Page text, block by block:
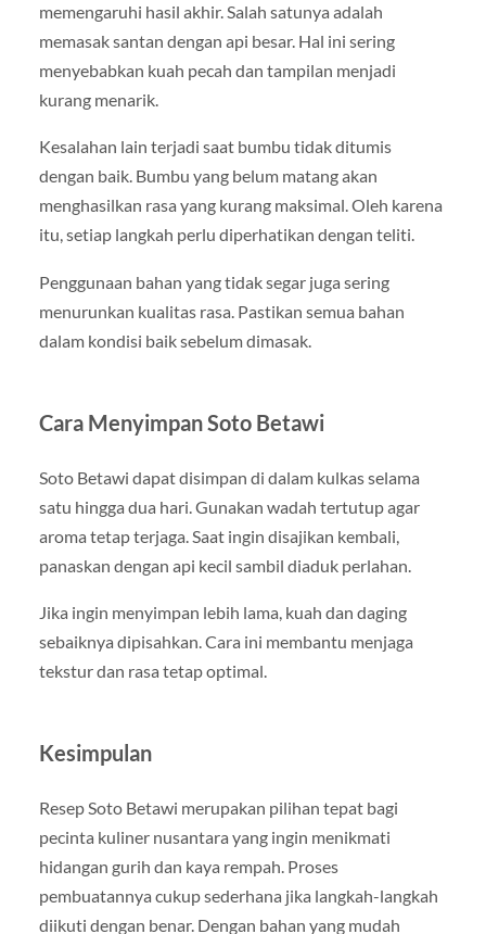
memengaruhi hasil akhir. Salah satunya adalah
memasak santan dengan api besar. Hal ini sering
menyebabkan kuah pecah dan tampilan menjadi
kurang menarik.
Kesalahan lain terjadi saat bumbu tidak ditumis
dengan baik. Bumbu yang belum matang akan
menghasilkan rasa yang kurang maksimal. Oleh karena
itu, setiap langkah perlu diperhatikan dengan teliti.
Penggunaan bahan yang tidak segar juga sering
menurunkan kualitas rasa. Pastikan semua bahan
dalam kondisi baik sebelum dimasak.
Cara Menyimpan Soto Betawi
Soto Betawi dapat disimpan di dalam kulkas selama
satu hingga dua hari. Gunakan wadah tertutup agar
aroma tetap terjaga. Saat ingin disajikan kembali,
panaskan dengan api kecil sambil diaduk perlahan.
Jika ingin menyimpan lebih lama, kuah dan daging
sebaiknya dipisahkan. Cara ini membantu menjaga
tekstur dan rasa tetap optimal.
Kesimpulan
Resep Soto Betawi merupakan pilihan tepat bagi
pecinta kuliner nusantara yang ingin menikmati
hidangan gurih dan kaya rempah. Proses
pembuatannya cukup sederhana jika langkah-langkah
diikuti dengan benar. Dengan bahan yang mudah